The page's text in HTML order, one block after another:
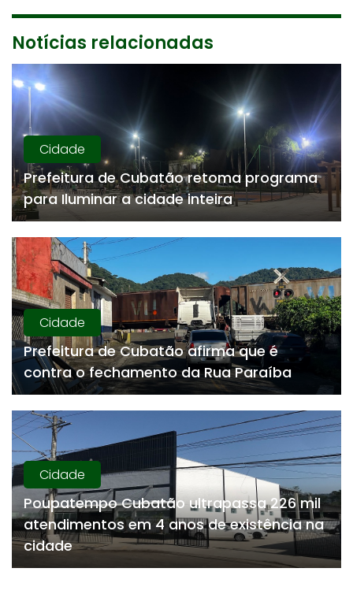
Notícias relacionadas
Cidade
Prefeitura de Cubatão retoma programa
para Iluminar a cidade inteira
Cidade
Prefeitura de Cubatão afirma que é
contra o fechamento da Rua Paraíba
Cidade
Poupatempo Cubatão ultrapassa 226 mil
atendimentos em 4 anos de existência na
cidade